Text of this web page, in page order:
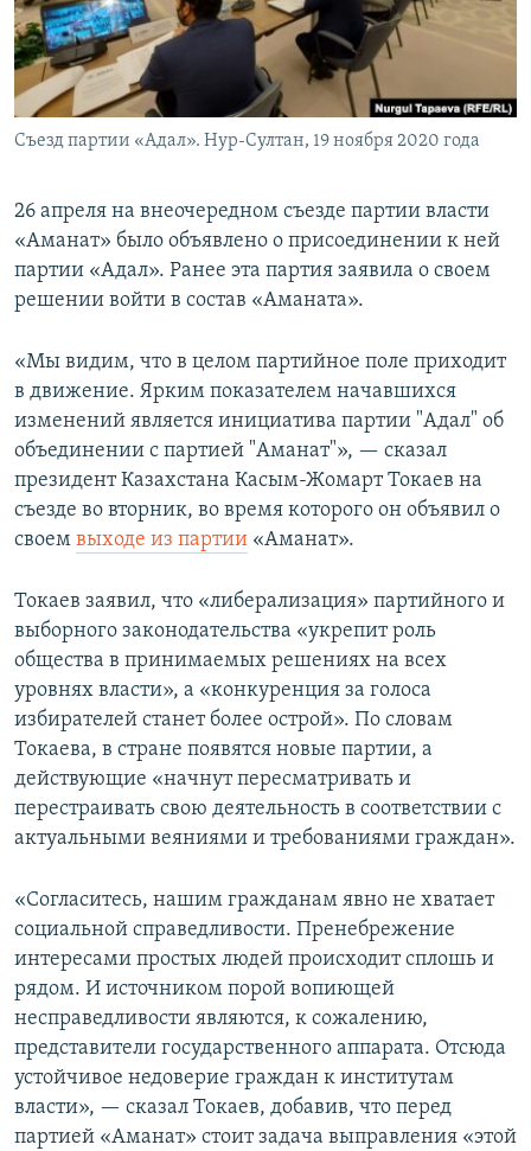
Съезд партии «Адал». Нур-Султан, 19 ноября 2020 года
26 апреля на внеочередном съезде партии власти
«Аманат» было объявлено о присоединении к ней
партии «Адал». Ранее эта партия заявила о своем
решении войти в состав «Аманата».
«Мы видим, что в целом партийное поле приходит
в движение. Ярким показателем начавшихся
изменений является инициатива партии "Адал" об
объединении с партией "Аманат"», — сказал
президент Казахстана Касым-Жомарт Токаев на
съезде во вторник, во время которого он объявил о
своем выходе из партии «Аманат».
Токаев заявил, что «либерализация» партийного и
выборного законодательства «укрепит роль
общества в принимаемых решениях на всех
уровнях власти», а «конкуренция за голоса
избирателей станет более острой». По словам
Токаева, в стране появятся новые партии, а
действующие «начнут пересматривать и
перестраивать свою деятельность в соответствии с
актуальными веяниями и требованиями граждан».
«Согласитесь, нашим гражданам явно не хватает
социальной справедливости. Пренебрежение
интересами простых людей происходит сплошь и
рядом. И источником порой вопиющей
несправедливости являются, к сожалению,
представители государственного аппарата. Отсюда
устойчивое недоверие граждан к институтам
власти», — сказал Токаев, добавив, что перед
партией «Аманат» стоит задача выправления «этой